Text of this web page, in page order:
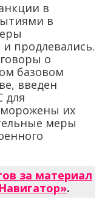
в
в
продлевались.
о
базовом
введен
для
их
меры
за материал
.